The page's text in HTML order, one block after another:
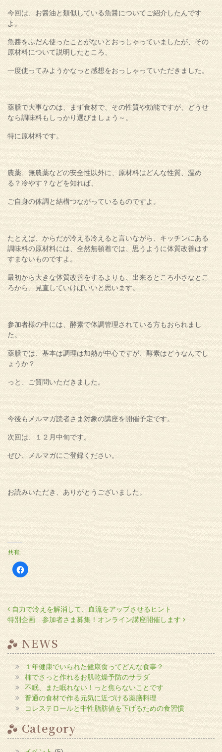
今回は、お醤油と類似している魚醤についてご紹介したんです
よ。
魚醬をふだん使ったことがないとおっしゃっていましたが、その
原材料について説明したところ、
一度使ってみようかなっと感想をおっしゃっていただきました。
薬膳で大事なのは、まず食材で、その性質や効能ですが、どうせ
なら調味料もしっかり選びましょう～。
特に原材料です。
農薬、無農薬などの安全性以外に、原材料はどんな性質、温め
る？冷やす？などを知れば、
ご自身の体調と結構つながっているものですよ。
たとえば、からだが冷える冷えると言いながら、キッチンにある
調味料の原材料には、全然無頓着では、思うように体質改善はす
すまないものですよ。
最初から大きな体質改善をするよりも、出来るところ小さなとこ
ろから、見直していけばいいと思います。
参加者様の中には、酵素で体調管理されている方もおられまし
た。
薬膳では、基本は調理は加熱が中心ですが、酵素はどうなんでし
ょうか？
っと、ご質問いただきました。
今後もメルマガ読者さま対象の講座を開催予定です。
次回は、１２月中旬です。
ぜひ、メルマガにご登録ください。
お読みいただき、ありがとうございました。
共有:
Facebook
で
共
有
す
る
は
ク
リ
ッ
ク
し
て
く
だ
さ
い
(新
し
い
ウ
ィ
ン
ド
ウ
で
開
き
ま
す)
投稿ナビゲーション
自力で冷えを解消して、血流をアップさせるヒント
特別企画 参加者さま募集！オンライン講座開催します
NEWS
１年健康でいられた健康食ってどんな食事？
柿でさっと作れるお肌乾燥予防のサラダ
不眠、また眠れない！っと焦らないことです
普通の食材で作る元気に近づける薬膳料理
コレステロールと中性脂肪値を下げるための食習慣
Category